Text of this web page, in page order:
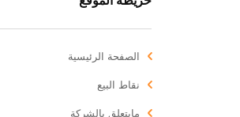
الصفحة الرئيسية
نقاط البيع
مايتعلق بالشركة